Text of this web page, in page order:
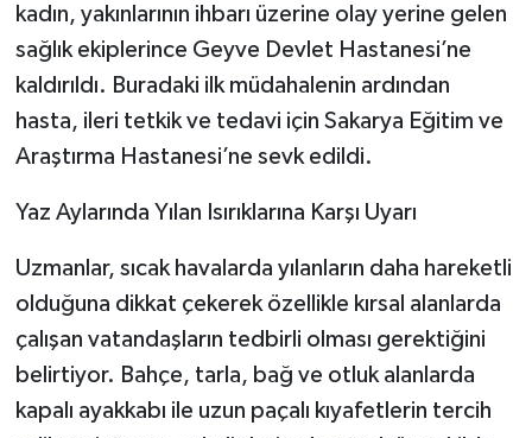
kadın, yakınlarının ihbarı üzerine olay yerine gelen
sağlık ekiplerince Geyve Devlet Hastanesi’ne
kaldırıldı. Buradaki ilk müdahalenin ardından
hasta, ileri tetkik ve tedavi için Sakarya Eğitim ve
Araştırma Hastanesi’ne sevk edildi.
Yaz Aylarında Yılan Isırıklarına Karşı Uyarı
Uzmanlar, sıcak havalarda yılanların daha hareketli
olduğuna dikkat çekerek özellikle kırsal alanlarda
çalışan vatandaşların tedbirli olması gerektiğini
belirtiyor. Bahçe, tarla, bağ ve otluk alanlarda
kapalı ayakkabı ile uzun paçalı kıyafetlerin tercih